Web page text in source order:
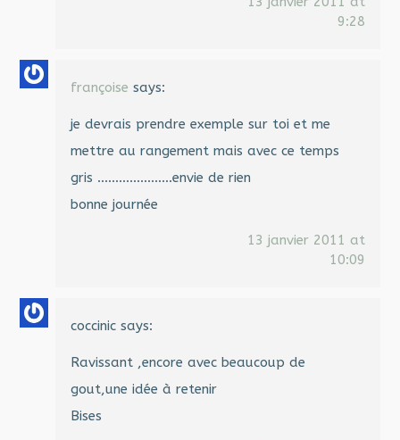
9:28
françoise says:
je devrais prendre exemple sur toi et me
mettre au rangement mais avec ce temps
gris …………………envie de rien
bonne journée
13 janvier 2011 at
10:09
coccinic says:
Ravissant ,encore avec beaucoup de
gout,une idée à retenir
Bises